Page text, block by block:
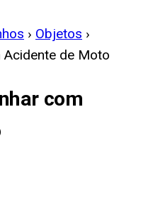
› Objetos ›
Acidente de Moto
com